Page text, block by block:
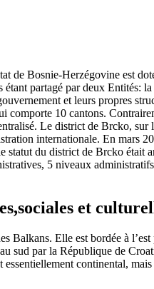
de Bosnie-Herzégovine est
étant partagé par deux Entités:
et leurs propres
comporte 10 cantons.
Le district de Brcko, sur
internationale. En mars
statut du district de Brcko était
5 niveaux
et
Balkans. Elle est bordée à l’est
sud par la République de
continental, mais